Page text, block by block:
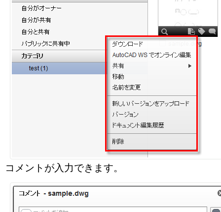
コメントが入力できます。